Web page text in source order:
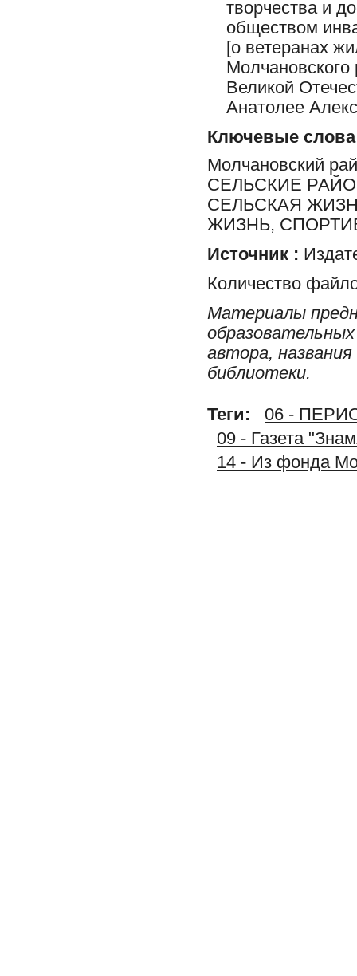
творчества и
обществом
[о ветеранах
Великой
Анатолее
Ключевые слова
Молчановский
СЕЛЬСКИЕ
СЕЛЬСКАЯ
ЖИЗНЬ,
Источник :
Количество
Материалы
автора,
библиотеки.
Теги:
06 -
09 - Газета
14 - Из фонда